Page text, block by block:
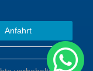
Anfahrt